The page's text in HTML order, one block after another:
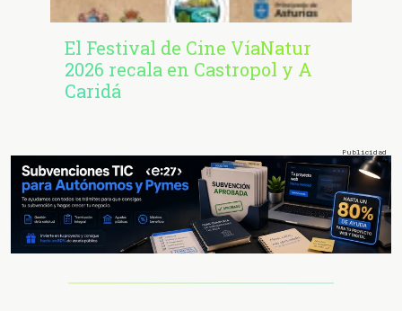
El Festival de Cine VíaNatur
2026 recala en Castropol y A
Caridá